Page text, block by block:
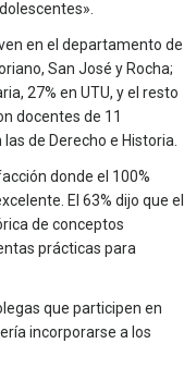
en el departamento de
San José y Rocha;
27% en UTU, y el resto
docentes de 11
de Derecho e Historia.
donde el 100%
El 63% dijo que el
de conceptos
prácticas para
que participen en
incorporarse a los